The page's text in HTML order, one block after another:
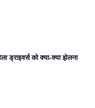
ड्राइवर्स को क्या-क्या झेलना